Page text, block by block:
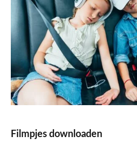
Filmpjes downloaden